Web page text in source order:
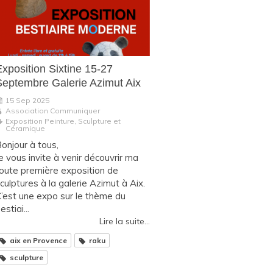
Sixtine 15-27
Galerie Azimut Aix
15 Sep 2025
Association Communiquer
Exposition Peinture, Sculpture et
Céramique
à tous,
vous invite à venir découvrir ma
première exposition de
à la galerie Azimut à Aix.
une expo sur le thème du
Lire la suite...
aix en Provence
raku
sculpture